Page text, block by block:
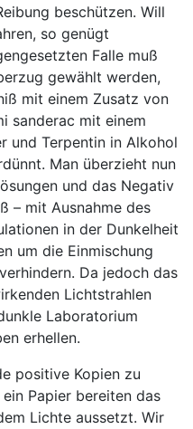
beschützen. Will
so genügt
Falle muß
gewählt werden,
mit einem Zusatz von
sanderac mit einem
und Terpentin in Alkohol
Man überzieht nun
und das Negativ
– mit Ausnahme des
in der Dunkelheit
um die Einmischung
Da jedoch das
Lichtstrahlen
Laboratorium
erhellen.
positive Kopien zu
Papier bereiten das
Lichte aussetzt. Wir